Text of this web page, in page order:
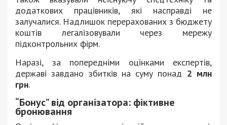
додаткових працівників, які насправді не
залучалися. Надлишок перерахованих з бюджету
коштів легалізовували через мережу
підконтрольних фірм.
Наразі, за попередніми оцінками експертів,
державі завдано збитків на суму понад 2 млн
грн.
“Бонус” від організатора: фіктивне
бронювання